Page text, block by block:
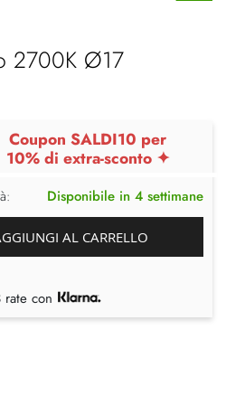
2700K Ø17
Coupon SALDI10 per
10% di extra-sconto ✦
Disponibile in 4 settimane
AL CARRELLO
rate con